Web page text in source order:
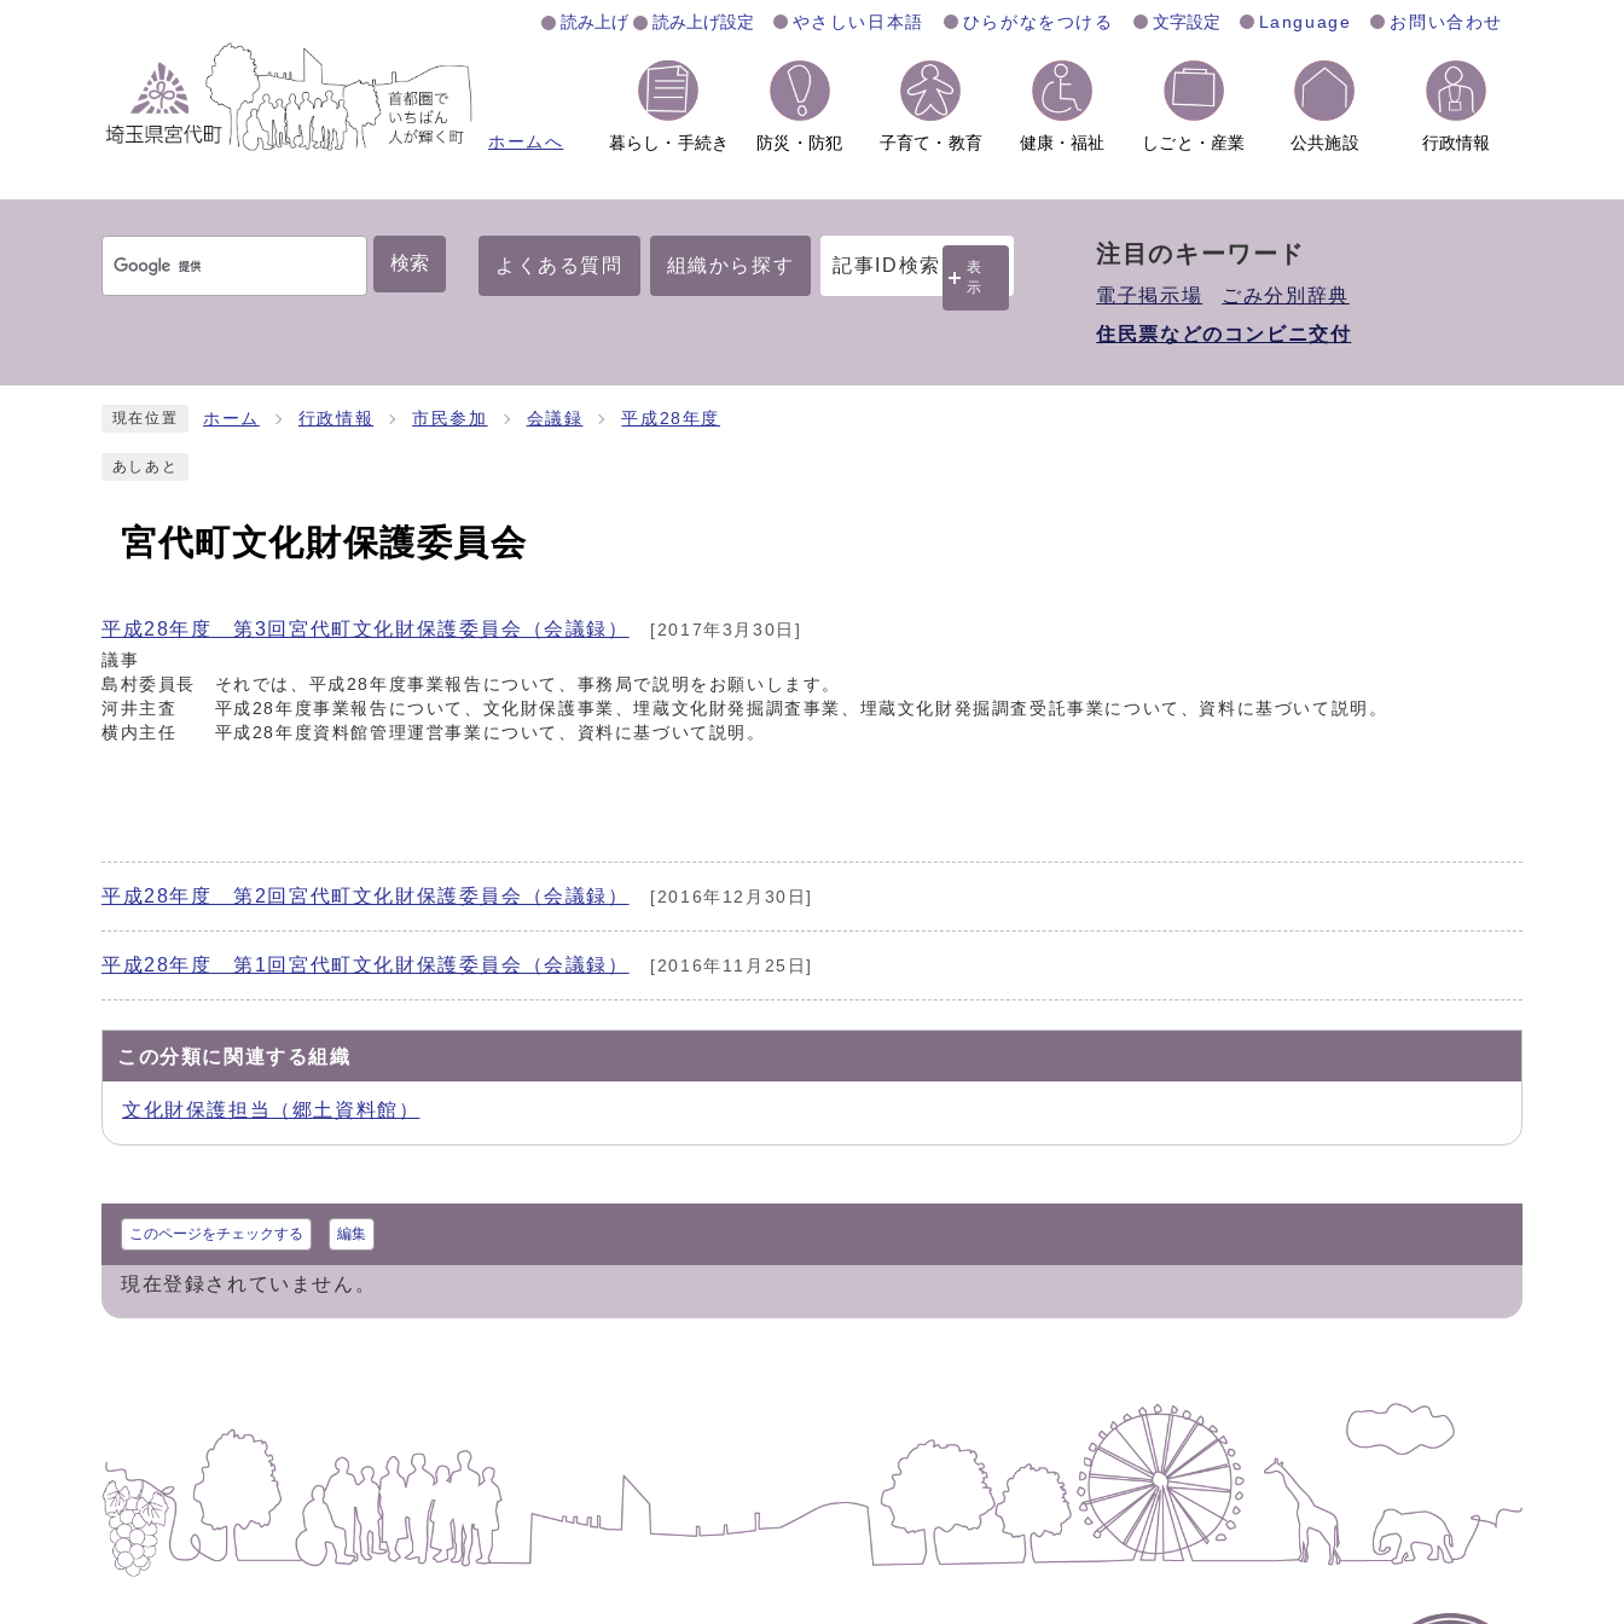
読み上げ 読み上げ設定 やさしい日本語 ひらがなをつける 文字設定 Language お問い合わせ
ホームへ 暮らし・手続き 防災・防犯 子育て・教育 健康・福祉 しごと・産業 公共施設 行政情報
検索 よくある質問 組織から探す 記事ID検索
表
示
注目のキーワード
電子掲示場
ごみ分別辞典
住民票などのコンビニ交付
現在位置 ホーム 行政情報 市民参加 会議録 平成28年度
あしあと
宮代町文化財保護委員会
平成28年度 第3回宮代町文化財保護委員会（会議録）
[2017年3月30日]
議事
島村委員長 それでは、平成28年度事業報告について、事務局で説明をお願いします。
河井主査 平成28年度事業報告について、文化財保護事業、埋蔵文化財発掘調査事業、埋蔵文化財発掘調査受託事業について、資料に基づいて説明。
横内主任 平成28年度資料館管理運営事業について、資料に基づいて説明。
平成28年度 第2回宮代町文化財保護委員会（会議録） [2016年12月30日]
平成28年度 第1回宮代町文化財保護委員会（会議録） [2016年11月25日]
この分類に関連する組織
文化財保護担当（郷土資料館）
このページをチェックする 編集
現在登録されていません。